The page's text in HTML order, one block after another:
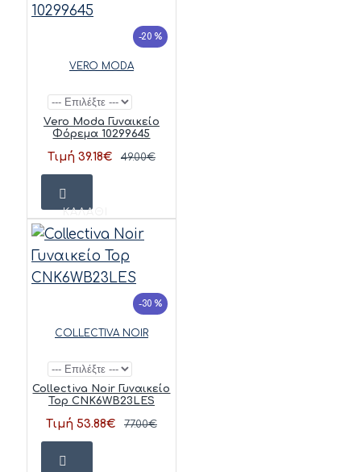
-20 %
VERO MODA
Vero Moda Γυναικείο
Φόρεμα 10299645
Τιμή 39.18€ 49.00€
ΚΑΛΆΘΙ
-30 %
COLLECTIVA NOIR
Collectiva Noir Γυναικείο
Top CNK6WB23LES
Τιμή 53.88€ 77.00€